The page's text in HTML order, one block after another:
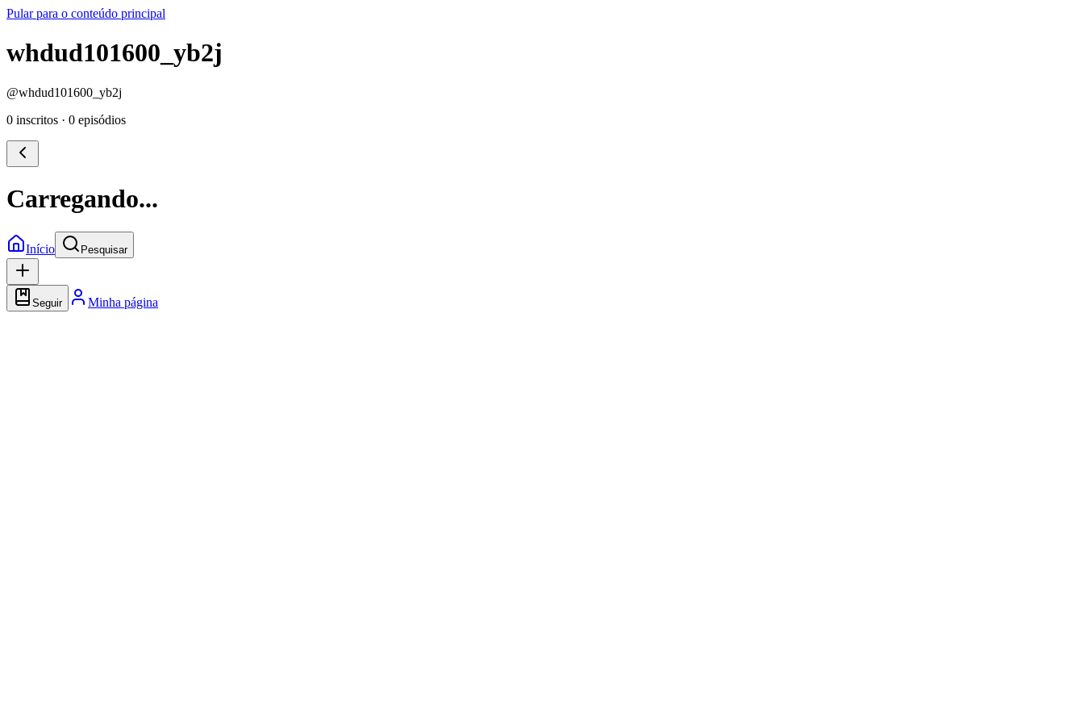
Pular para o conteúdo principal
whdud101600_yb2j
@whdud101600_yb2j
0 inscritos · 0 episódios
Carregando...
Início Pesquisar
Seguir Minha página